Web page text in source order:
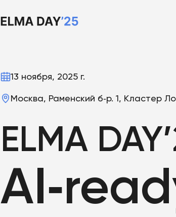
13 ноября, 2025 г.
Москва, Раменский б‑р. 1, Кластер
ELMA